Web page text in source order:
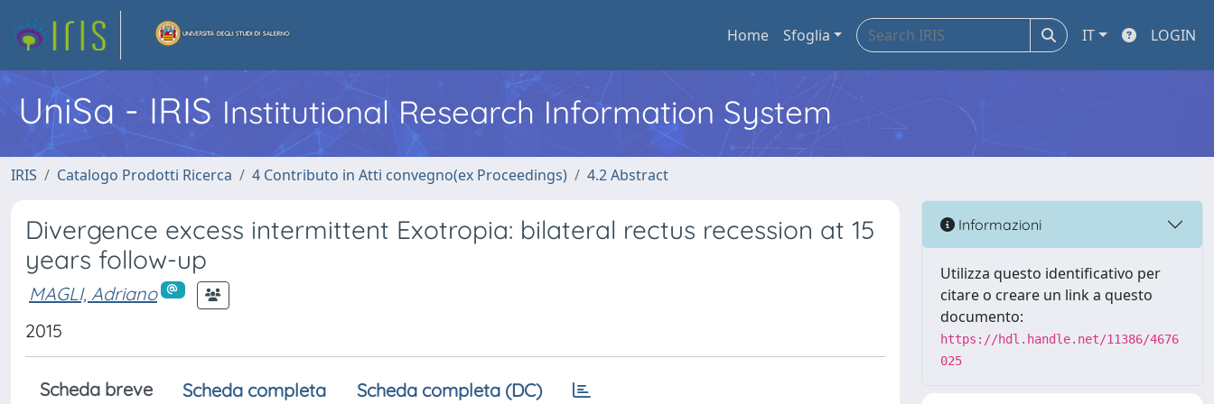
Home Sfoglia IT LOGIN
UniSa - IRIS Institutional Research Information System
IRIS Catalogo Prodotti Ricerca 4 Contributo in Atti convegno(ex Proceedings) 4.2 Abstract
Divergence excess intermittent Exotropia: bilateral rectus recession at 15
years follow-up
MAGLI, Adriano
2015
Scheda breve Scheda completa Scheda completa (DC)
Informazioni
Utilizza questo identificativo per
citare o creare un link a questo
documento:
https://hdl.handle.net/11386/4676
025